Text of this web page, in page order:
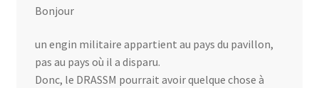
Bonjour
un engin militaire appartient au pays du pavillon,
pas au pays où il a disparu.
Donc, le DRASSM pourrait avoir quelque chose à